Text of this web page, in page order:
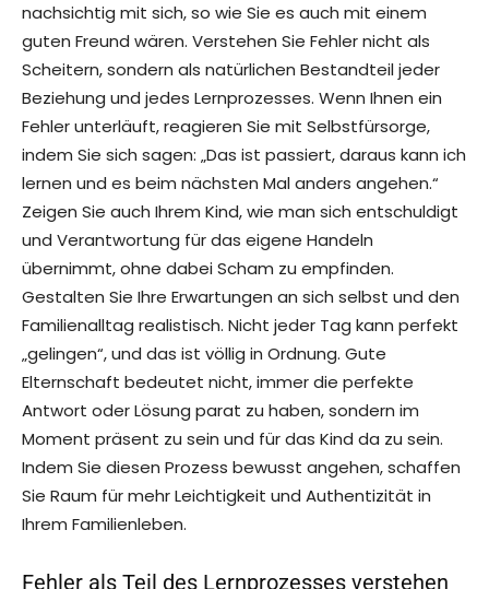
nachsichtig mit sich, so wie Sie es auch mit einem
guten Freund wären. Verstehen Sie Fehler nicht als
Scheitern, sondern als natürlichen Bestandteil jeder
Beziehung und jedes Lernprozesses. Wenn Ihnen ein
Fehler unterläuft, reagieren Sie mit Selbstfürsorge,
indem Sie sich sagen: „Das ist passiert, daraus kann ich
lernen und es beim nächsten Mal anders angehen.“
Zeigen Sie auch Ihrem Kind, wie man sich entschuldigt
und Verantwortung für das eigene Handeln
übernimmt, ohne dabei Scham zu empfinden.
Gestalten Sie Ihre Erwartungen an sich selbst und den
Familienalltag realistisch. Nicht jeder Tag kann perfekt
„gelingen“, und das ist völlig in Ordnung. Gute
Elternschaft bedeutet nicht, immer die perfekte
Antwort oder Lösung parat zu haben, sondern im
Moment präsent zu sein und für das Kind da zu sein.
Indem Sie diesen Prozess bewusst angehen, schaffen
Sie Raum für mehr Leichtigkeit und Authentizität in
Ihrem Familienleben.
Fehler als Teil des Lernprozesses verstehen